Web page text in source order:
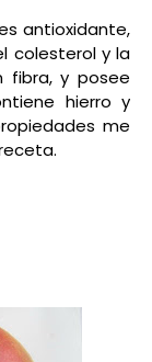
antioxidante,
colesterol y la
fibra, y posee
hierro y
me